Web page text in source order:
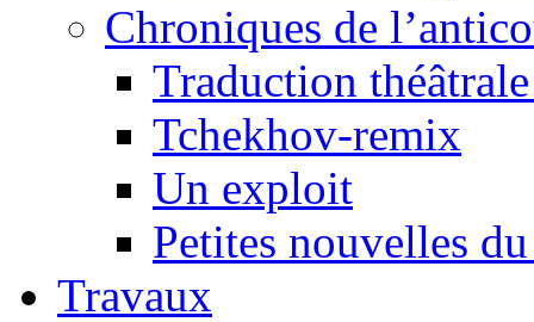
Chroniques de
Traduction
Tchekhov-remix
Un exploit
Petites nouvelles
Travaux